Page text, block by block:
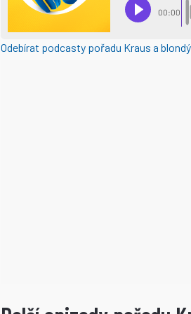
Odebírat podcasty pořadu Kraus a